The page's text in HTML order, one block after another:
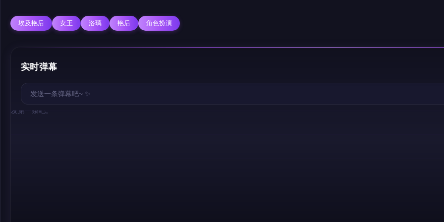
埃及艳后 女王 洛璃 艳后 角色扮演
实时弹幕
，发第一条吧。